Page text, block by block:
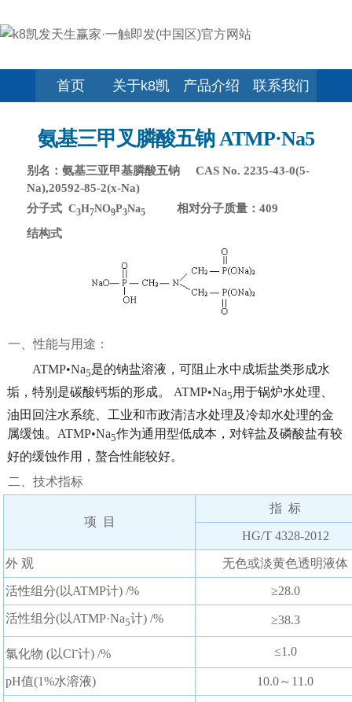
首页 关于k8凯 产品介绍 联系我们
氨基三甲叉膦酸五钠 ATMP·Na5
别名：氨基三亚甲基膦酸五钠 CAS No. 2235-43-0(5-
Na),20592-85-2(x-Na)
分子式C3H7NO9P3Na5
相对分子质量：409
结构式
一、性能与用途：
ATMP•Na5是的钠盐溶液，可阻止水中成垢盐类形成水
垢，特别是碳酸钙垢的形成。 ATMP•Na5用于锅炉水处理、
油田回注水系统、工业和市政清洁水处理及冷却水处理的金
属缓蚀。 ATMP•Na5作为通用型低成本，对锌盐及磷酸盐有较
好的缓蚀作用，螯合性能较好。
二、技术指标
项 目
指 标
HG/T 4328-2012
外 观 无色或淡黄色透明液体
活性组分(以ATMP计) /% ≥28.0
活性组分(以ATMP·Na5计) /% ≥38.3
氯化物 (以Cl-计) /% ≤1.0
pH值(1%水溶液) 10.0～11.0